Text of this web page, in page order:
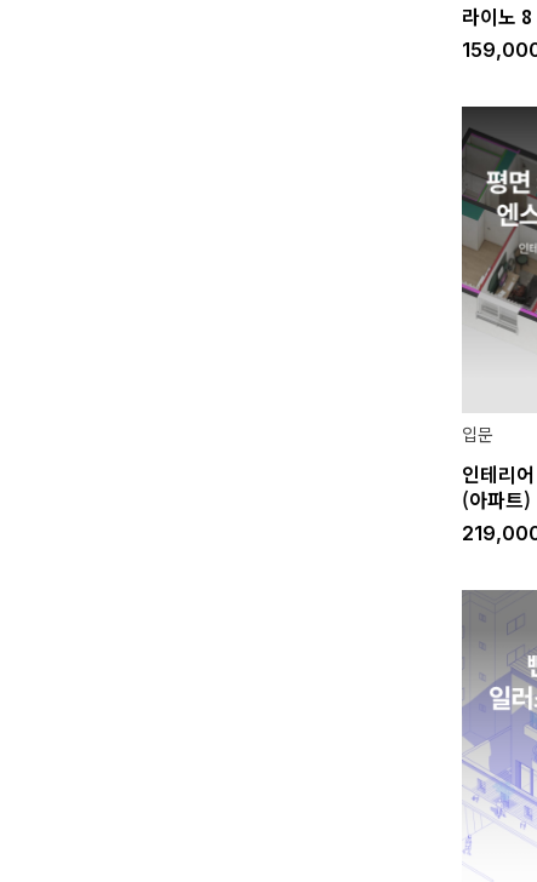
라이노
입문
인테리
(아파트)